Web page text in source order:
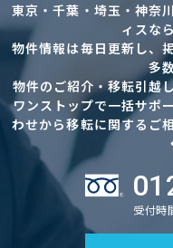
東京・千葉・埼玉・神奈
ィスな
物件情報は毎日更新し、
多
物件のご紹介・移転引越
ワンストップで一括サポ
わせから移転に関するご
受付時